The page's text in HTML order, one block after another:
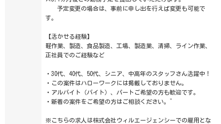
予定変更の場合は、事前に申し出を行えば変更も可能で
す。
【活かせる経験】
軽作業、製造、食品製造、工場、製造業、清掃、ライン作業、
正社員でのご経験など
・30代、40代、50代、シニア、中高年のスタッフさん活躍中！
・この案件はハローワークには掲載しておりません。
・アルバイト（バイト）、パートご希望の方も歓迎です。
・新着の案件をご希望の方はご相談ください。”
※こちらの求人は株式会社ウィルエージェンシーでの雇用とな